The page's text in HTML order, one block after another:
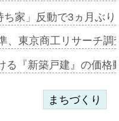
ち家」反動で3ヵ月ぶ
、東京商工リサーチ
る『新築戸建』の価
まちづくり